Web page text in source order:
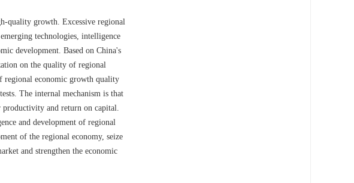
quality growth. Excessive regional
technologies, intelligence
development. Based on China's
on the quality of regional
regional economic growth quality
The internal mechanism is that
and return on capital.
and development of regional
of the regional economy, seize
and strengthen the economic